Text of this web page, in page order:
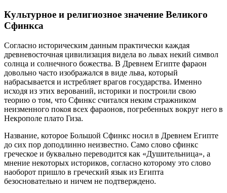
Культурное и религиозное значение Великого
Сфинкса
Согласно историческим данным практически каждая
древневосточная цивилизация видела во львах некий символ
солнца и солнечного божества. В Древнем Египте фараон
довольно часто изображался в виде льва, который
набрасывается и истребляет врагов государства. Именно
исходя из этих верований, историки и построили свою
теорию о том, что Сфинкс считался неким стражником
неизменного покоя всех фараонов, погребенных вокруг него в
Некрополе плато Гиза.
Название, которое Большой Сфинкс носил в Древнем Египте
до сих пор доподлинно неизвестно. Само слово сфинкс
греческое и буквально переводится как «Душительница», а
мнение некоторых историков, согласно которому это слово
наоборот пришло в греческий язык из Египта
безосновательно и ничем не подтверждено.